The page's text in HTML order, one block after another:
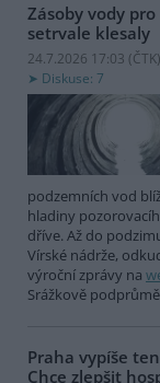
Zásoby vody
setrvale klesaly
24.7.2026 17:03 (ČTK)
Diskuse: 7
podzemních vod
hladiny
dříve. Až do
Vírské nádrže,
výroční zprávy na
Srážkově
Praha vypíše
Chce zlepšit